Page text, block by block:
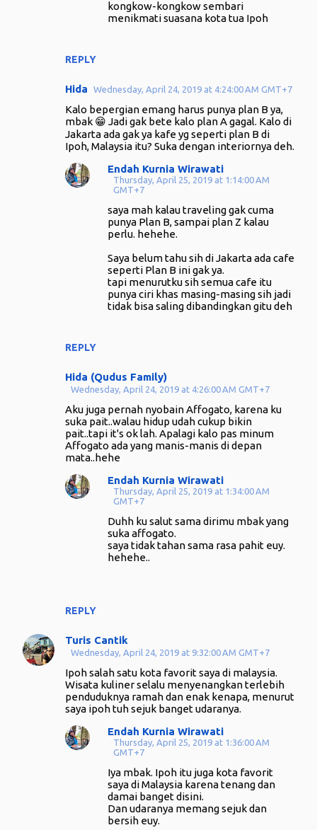
REPLY
kongkow-kongkow sembari
menikmati suasana kota tua Ipoh
Hida Wednesday, April 24, 2019 at 4:24:00 AM GMT+7
Kalo bepergian emang harus punya plan B ya,
mbak 😁 Jadi gak bete kalo plan A gagal. Kalo di
Jakarta ada gak ya kafe yg seperti plan B di
Ipoh, Malaysia itu? Suka dengan interiornya deh.
REPLY
Endah Kurnia Wirawati
Thursday, April 25, 2019 at 1:14:00 AM
GMT+7
saya mah kalau traveling gak cuma
punya Plan B, sampai plan Z kalau
perlu. hehehe.
Saya belum tahu sih di Jakarta ada cafe
seperti Plan B ini gak ya.
tapi menurutku sih semua cafe itu
punya ciri khas masing-masing sih jadi
tidak bisa saling dibandingkan gitu deh
Hida (Qudus Family)
Wednesday, April 24, 2019 at 4:26:00 AM GMT+7
Aku juga pernah nyobain Affogato, karena ku
suka pait..walau hidup udah cukup bikin
pait..tapi it's ok lah. Apalagi kalo pas minum
Affogato ada yang manis-manis di depan
mata..hehe
REPLY
Endah Kurnia Wirawati
Thursday, April 25, 2019 at 1:34:00 AM
GMT+7
Duhh ku salut sama dirimu mbak yang
suka affogato.
saya tidak tahan sama rasa pahit euy.
hehehe..
Turis Cantik
Wednesday, April 24, 2019 at 9:32:00 AM GMT+7
Ipoh salah satu kota favorit saya di malaysia.
Wisata kuliner selalu menyenangkan terlebih
penduduknya ramah dan enak kenapa, menurut
saya ipoh tuh sejuk banget udaranya.
Endah Kurnia Wirawati
Thursday, April 25, 2019 at 1:36:00 AM
GMT+7
Iya mbak. Ipoh itu juga kota favorit
saya di Malaysia karena tenang dan
damai banget disini.
Dan udaranya memang sejuk dan
bersih euy.